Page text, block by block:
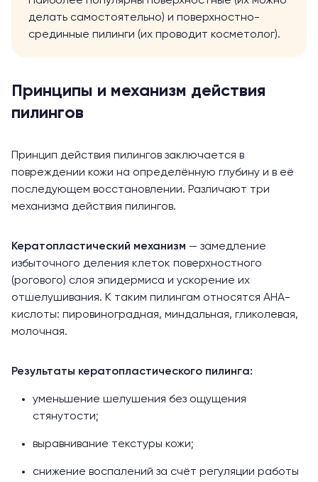
делать самостоятельно) и поверхностно-
срединные пилинги (их проводит косметолог).
Принципы и механизм действия
пилингов
Принцип действия пилингов заключается в
повреждении кожи на определённую глубину и в её
последующем восстановлении. Различают три
механизма действия пилингов.
Кератопластический механизм — замедление
избыточного деления клеток поверхностного
(рогового) слоя эпидермиса и ускорение их
отшелушивания. К таким пилингам относятся АНА-
кислоты: пировиноградная, миндальная, гликолевая,
молочная.
Результаты кератопластического пилинга:
уменьшение шелушения без ощущения
стянутости;
выравнивание текстуры кожи;
снижение воспалений за счёт регуляции работы